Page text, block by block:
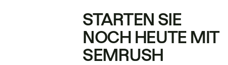
STARTEN SIE
NOCH HEUTE MIT
SEMRUSH